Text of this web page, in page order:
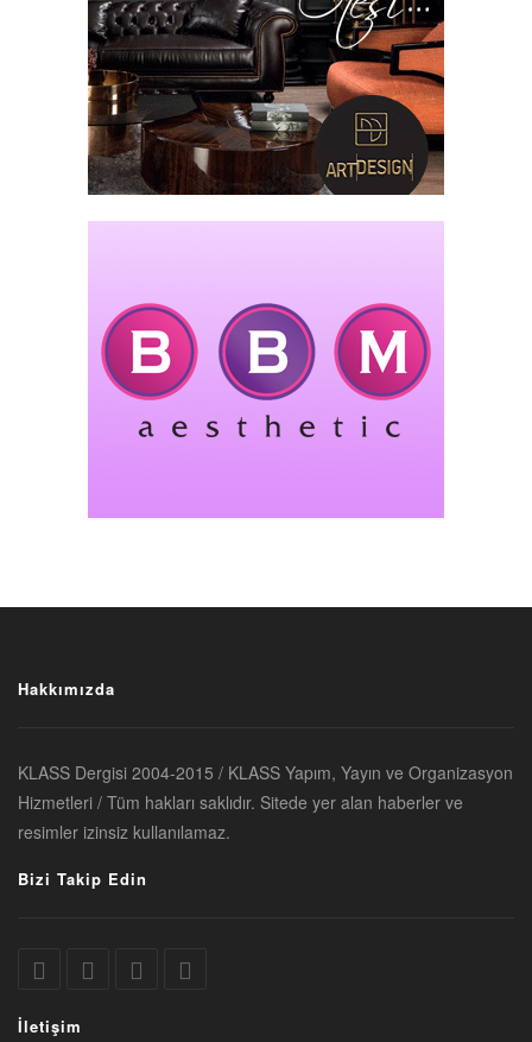
Hakkımızda
KLASS Dergisi 2004-2015 / KLASS Yapım, Yayın ve Organizasyon
Hizmetleri / Tüm hakları saklıdır. Sitede yer alan haberler ve
resimler izinsiz kullanılamaz.
Bizi Takip Edin
İletişim